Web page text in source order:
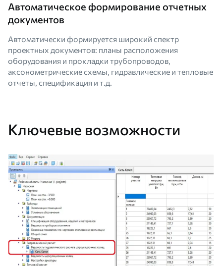
Автоматическое формирование отчетных
документов
Автоматически формируется широкий спектр
проектных документов: планы расположения
оборудования и прокладки трубопроводов,
аксонометрические схемы, гидравлические и тепловые
отчеты, спецификация и т.д.
Ключевые возможности